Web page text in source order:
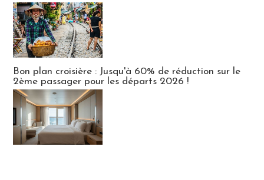
Bon plan croisière : Jusqu'à 60% de réduction sur le
2ème passager pour les départs 2026 !